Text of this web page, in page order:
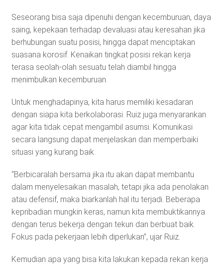
Seseorang bisa saja dipenuhi dengan kecemburuan, daya
saing, kepekaan terhadap devaluasi atau keresahan jika
berhubungan suatu posisi, hingga dapat menciptakan
suasana korosif. Kenaikan tingkat posisi rekan kerja
terasa seolah-olah sesuatu telah diambil hingga
menimbulkan kecemburuan.
Untuk menghadapinya, kita harus memiliki kesadaran
dengan siapa kita berkolaborasi. Ruiz juga menyarankan
agar kita tidak cepat mengambil asumsi. Komunikasi
secara langsung dapat menjelaskan dan memperbaiki
situasi yang kurang baik.
“Berbicaralah bersama jika itu akan dapat membantu
dalam menyelesaikan masalah, tetapi jika ada penolakan
atau defensif, maka biarkanlah hal itu terjadi. Beberapa
kepribadian mungkin keras, namun kita membuktikannya
dengan terus bekerja dengan tekun dan berbuat baik.
Fokus pada pekerjaan lebih diperlukan”, ujar Ruiz.
Kemudian apa yang bisa kita lakukan kepada rekan kerja